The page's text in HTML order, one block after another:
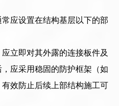
应设置在结构基层以下的部
立即对其外露的连接板件及
应采用稳固的防护框架（如
效防止后续上部结构施工可